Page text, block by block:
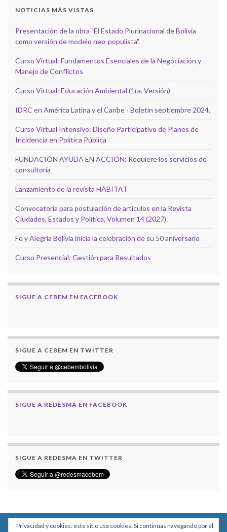
NOTICIAS MÁS VISTAS
Presentación de la obra "El Estado Plurinacional de Bolivia
como versión de modelo neo-populista"
Curso Virtual: Fundamentos Esenciales de la Negociación y
Manejo de Conflictos
Curso Virtual: Educación Ambiental (1ra. Versión)
IDRC en América Latina y el Caribe - Boletín septiembre 2024.
Curso Virtual Intensivo: Diseño Participativo de Planes de
Incidencia en Política Pública
FUNDACIÓN AYUDA EN ACCIÓN: Requiere los servicios de
consultoría
Lanzamiento de la revista HÁBITAT
Convocatoria para postulación de artículos en la Revista
Ciudades, Estados y Política, Volumen 14 (2027).
Fe y Alegría Bolivia inicia la celebración de su 50 aniversario
Curso Presencial: Gestión para Resultados
SIGUE A CEBEM EN FACEBOOK
SIGUE A CEBEM EN TWITTER
SIGUE A REDESMA EN FACEBOOK
SIGUE A REDESMA EN TWITTER
Privacidad y cookies: este sitio usa cookies. Si continúas navegando por él,